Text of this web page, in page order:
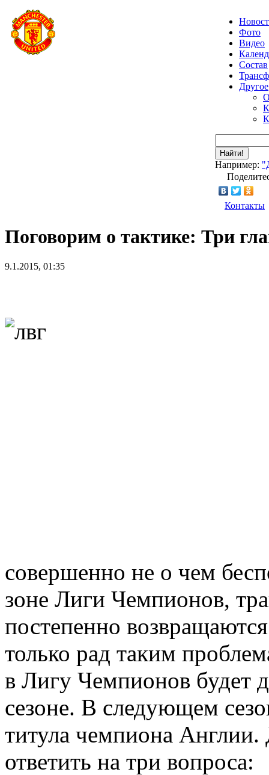
Фото
Видео
Состав
Другое
Найти!
Например:
Контакты
Поговорим о тактике: Три
9.1.2015, 01:35
совершенно не о чем
зоне Лиги Чемпионов,
постепенно
только рад таким
в Лигу Чемпионов будет
сезоне. В следующем
титула чемпиона
ответить на три вопроса: